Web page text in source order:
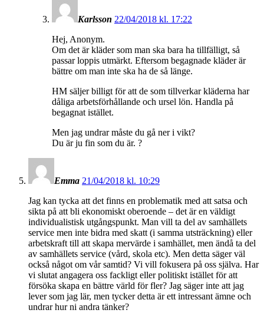
Karlsson 22/04/2018 kl. 17:22
Hej, Anonym.
Om det är kläder som man ska bara ha tillfälligt, så
passar loppis utmärkt. Eftersom begagnade kläder är
bättre om man inte ska ha de så länge.
HM säljer billigt för att de som tillverkar kläderna har
dåliga arbetsförhållande och ursel lön. Handla på
begagnat istället.
Men jag undrar måste du gå ner i vikt?
Du är ju fin som du är. ?
Emma 21/04/2018 kl. 10:29
Jag kan tycka att det finns en problematik med att satsa och
sikta på att bli ekonomiskt oberoende – det är en väldigt
individualistisk utgångspunkt. Man vill ta del av samhällets
service men inte bidra med skatt (i samma utsträckning) eller
arbetskraft till att skapa mervärde i samhället, men ändå ta del
av samhällets service (vård, skola etc). Men detta säger väl
också något om vår samtid? Vi vill fokusera på oss själva. Har
vi slutat angagera oss fackligt eller politiskt istället för att
försöka skapa en bättre värld för fler? Jag säger inte att jag
lever som jag lär, men tycker detta är ett intressant ämne och
undrar hur ni andra tänker?